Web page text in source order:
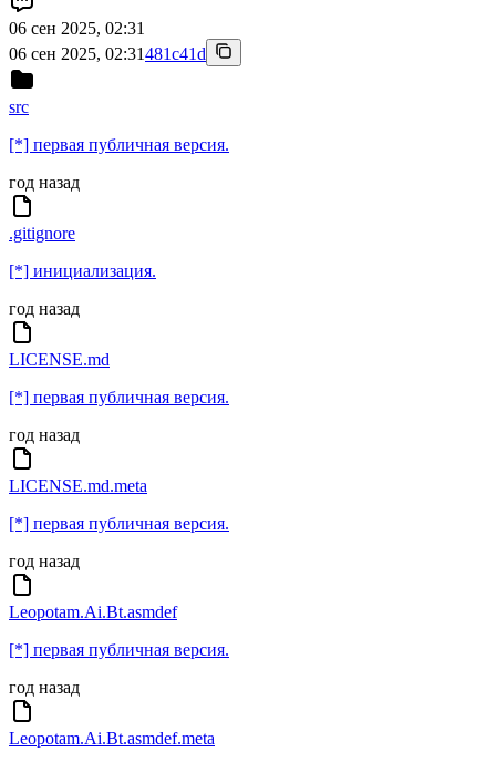
06 сен 2025, 02:31
06 сен 2025, 02:31481c41d
src
[*] первая публичная версия.
год назад
.gitignore
[*] инициализация.
год назад
LICENSE.md
[*] первая публичная версия.
год назад
LICENSE.md.meta
[*] первая публичная версия.
год назад
Leopotam.Ai.Bt.asmdef
[*] первая публичная версия.
год назад
Leopotam.Ai.Bt.asmdef.meta